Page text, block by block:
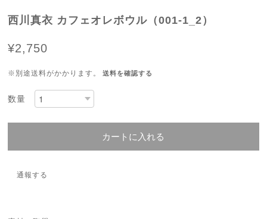
西川真衣 カフェオレボウル（001-1_2）
¥2,750
※別途送料がかかります。 送料を確認する
数量
カートに入れる
通報する